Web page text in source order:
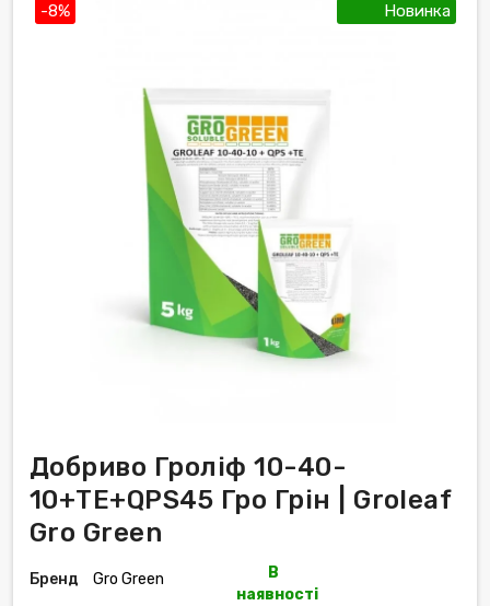
-8% Новинка
Добриво Гроліф 10-40-
10+TE+QPS45 Гро Грін | Groleaf
Gro Green
Бренд Gro Green
В
наявності